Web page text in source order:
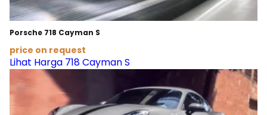
Porsche 718 Cayman S
price on request
Lihat Harga 718 Cayman S